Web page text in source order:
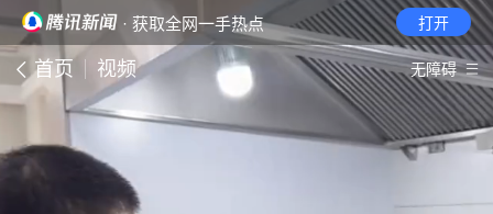
· 获取全网一手热点 打开
首页 视频 无障碍